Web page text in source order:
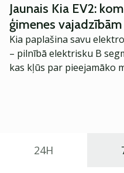
Jaunais Kia EV2:
ģimenes vajadzībām
Kia paplašina savu
– pilnībā elektrisku B
kas kļūs par pieejamāko
24H